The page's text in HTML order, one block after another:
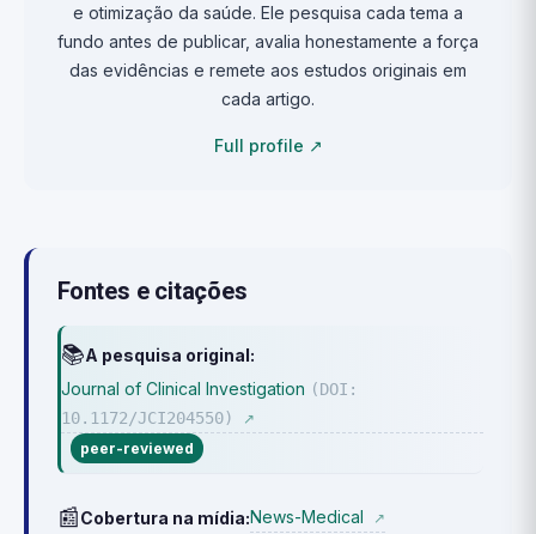
e otimização da saúde. Ele pesquisa cada tema a
fundo antes de publicar, avalia honestamente a força
das evidências e remete aos estudos originais em
cada artigo.
Full profile ↗
Fontes e citações
📚A pesquisa original:
Journal of Clinical Investigation (DOI:
10.1172/JCI204550)
↗
peer-reviewed
📰Cobertura na mídia:News-Medical ↗